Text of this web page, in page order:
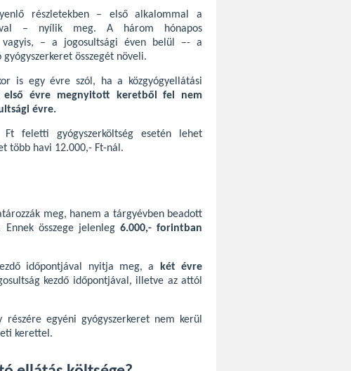
részletekben – első alkalommal a
– nyílik meg. A három hónapos
vagyis, – a jogosultsági éven belül –- a
összegét növeli.
is egy évre szól, ha a közgyógyellátási
első évre megnyitott keretből fel nem
évre.
feletti gyógyszerköltség esetén lehet
több havi 12.000,- Ft-nál.
meg, hanem a tárgyévben beadott
Ennek összege jelenleg 6.000,- forintban
időpontjával nyitja meg, a
két évre
kezdő időpontjával, illetve az attól
egyéni gyógyszerkeret nem kerül
kerettel.